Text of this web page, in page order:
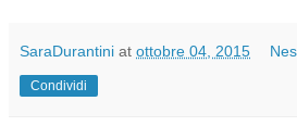
SaraDurantini at ottobre 04, 2015
Condividi